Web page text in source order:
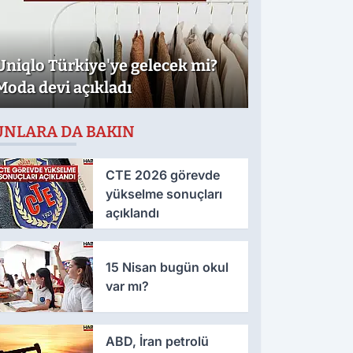
Türkiye'ye gelecek mi?
devi açıkladı
DA BAKIN
CTE 2026 görevde
yükselme sonuçları
açıklandı
15 Nisan bugün okul
var mı?
ABD, İran petrolü